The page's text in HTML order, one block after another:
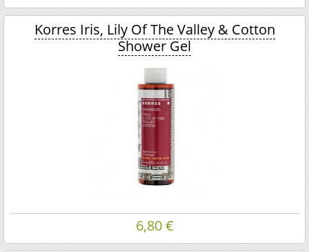
Korres Iris, Lily Of The Valley & Cotton
Shower Gel
6,80 €